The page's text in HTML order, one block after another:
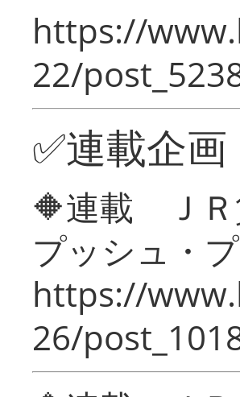
https://
22/
✅連載企画
🔶連載 Ｊ
プッシュ・
https://
26/